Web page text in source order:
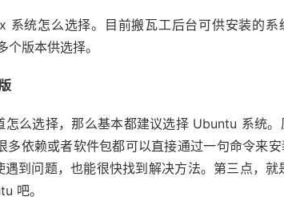
系统怎么选择。目前搬瓦工后台可供安装的系
版本供选择。
怎么选择，那么基本都建议选择 Ubuntu 系统
多依赖或者软件包都可以直接通过一句命令来
遇到问题，也能很快找到解决方法。第三点，
吧。